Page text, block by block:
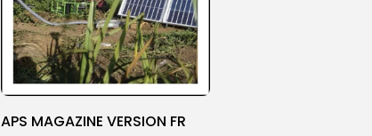
APS MAGAZINE VERSION FR